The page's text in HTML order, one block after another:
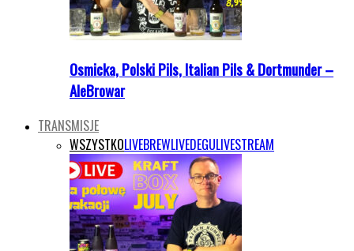
Osmicka, Polski Pils, Italian Pils & Dortmunder –
AleBrowar
TRANSMISJE
WSZYSTKOLIVEBREWLIVEDEGULIVESTREAM